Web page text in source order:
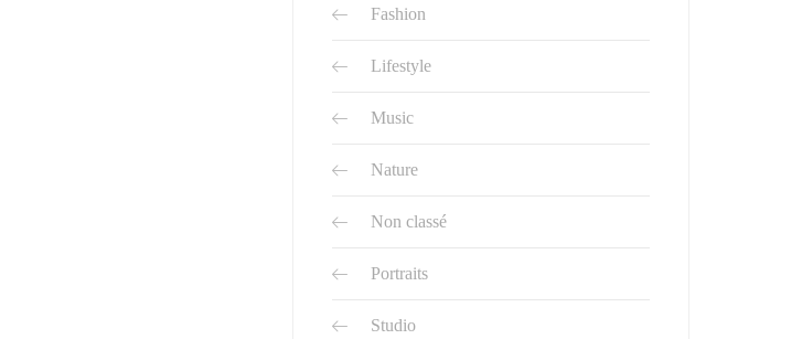
Fashion
Lifestyle
Music
Nature
Non classé
Portraits
Studio